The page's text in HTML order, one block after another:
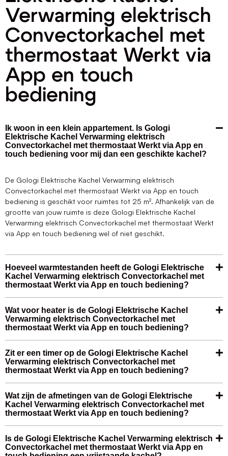
Verwarming elektrisch
Convectorkachel met
thermostaat Werkt via
App en touch
bediening
Ik woon in een klein appartement. Is Gologi
Elektrische Kachel Verwarming elektrisch
Convectorkachel met thermostaat Werkt via App en
touch bediening voor mij dan een geschikte kachel?
De Gologi Elektrische Kachel Verwarming elektrisch
Convectorkachel met thermostaat Werkt via App en touch
bediening is geschikt voor ruimtes tot 25 m². Afhankelijk van de
grootte van jouw ruimte is deze Gologi Elektrische Kachel
Verwarming elektrisch Convectorkachel met thermostaat Werkt
via App en touch bediening wel of niet geschikt.
Hoeveel warmtestanden heeft de Gologi Elektrische
Kachel Verwarming elektrisch Convectorkachel met
thermostaat Werkt via App en touch bediening?
Wat voor heater is de Gologi Elektrische Kachel
Verwarming elektrisch Convectorkachel met
thermostaat Werkt via App en touch bediening?
Zit er een timer op de Gologi Elektrische Kachel
Verwarming elektrisch Convectorkachel met
thermostaat Werkt via App en touch bediening?
Wat zijn de afmetingen van de Gologi Elektrische
Kachel Verwarming elektrisch Convectorkachel met
thermostaat Werkt via App en touch bediening?
Is de Gologi Elektrische Kachel Verwarming elektrisch
Convectorkachel met thermostaat Werkt via App en